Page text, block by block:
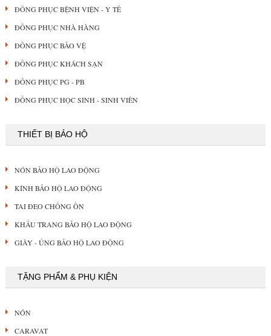
ĐỒNG PHỤC BỆNH VIỆN - Y TẾ
ĐỒNG PHỤC NHÀ HÀNG
ĐỒNG PHỤC BẢO VỆ
ĐỒNG PHỤC KHÁCH SẠN
ĐỒNG PHỤC PG - PB
ĐỒNG PHỤC HỌC SINH - SINH VIÊN
THIẾT BỊ BẢO HỘ
NÓN BẢO HỘ LAO ĐỘNG
KÍNH BẢO HỘ LAO ĐỘNG
TAI ĐEO CHỐNG ỒN
KHẨU TRANG BẢO HỘ LAO ĐỘNG
GIÀY - ỦNG BẢO HỘ LAO ĐỘNG
TẶNG PHẨM & PHỤ KIỆN
NÓN
CARAVAT